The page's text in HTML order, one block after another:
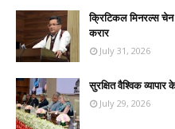
क्रिटिकल मिनरल्स
करार
July 31, 2026
सुरक्षित वैश्विक
July 29, 2026